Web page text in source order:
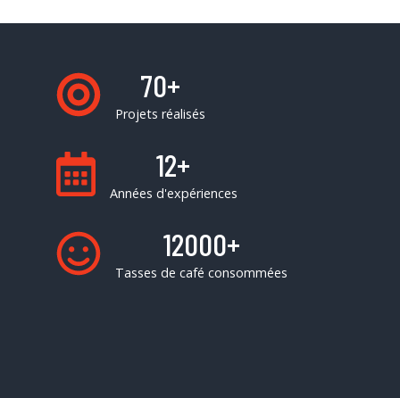
70+
Projets réalisés
12+
Années d'expériences
12000+
Tasses de café consommées